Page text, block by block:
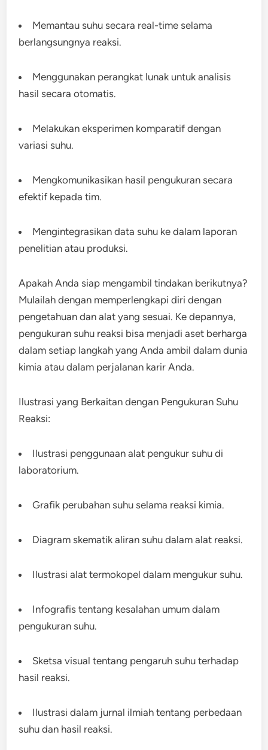
Memantau suhu secara real-time selama
berlangsungnya reaksi.
Menggunakan perangkat lunak untuk analisis
hasil secara otomatis.
Melakukan eksperimen komparatif dengan
variasi suhu.
Mengkomunikasikan hasil pengukuran secara
efektif kepada tim.
Mengintegrasikan data suhu ke dalam laporan
penelitian atau produksi.
Apakah Anda siap mengambil tindakan berikutnya?
Mulailah dengan memperlengkapi diri dengan
pengetahuan dan alat yang sesuai. Ke depannya,
pengukuran suhu reaksi bisa menjadi aset berharga
dalam setiap langkah yang Anda ambil dalam dunia
kimia atau dalam perjalanan karir Anda.
Ilustrasi yang Berkaitan dengan Pengukuran Suhu
Reaksi:
Ilustrasi penggunaan alat pengukur suhu di
laboratorium.
Grafik perubahan suhu selama reaksi kimia.
Diagram skematik aliran suhu dalam alat reaksi.
Ilustrasi alat termokopel dalam mengukur suhu.
Infografis tentang kesalahan umum dalam
pengukuran suhu.
Sketsa visual tentang pengaruh suhu terhadap
hasil reaksi.
Ilustrasi dalam jurnal ilmiah tentang perbedaan
suhu dan hasil reaksi.